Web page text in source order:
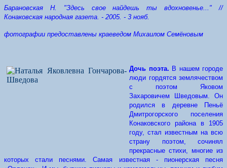
Барановская Н. "Здесь свое найдешь ты вдохновенье..." //
Конаковская народная газета. - 2005. - 3 нояб.
фотографии предоставлены краеведом Михаилом Семёновым
Дочь поэта. В нашем городе
люди гордятся землячеством
с поэтом Яковом
Захаровичем Шведовым. Он
родился в деревне Пеньё
Дмитрогорского поселения
Конаковского района в 1905
году, стал известным на всю
страну поэтом, сочинял
прекрасные стихи, многие из
которых стали песнями. Самая известная - пионерская песня